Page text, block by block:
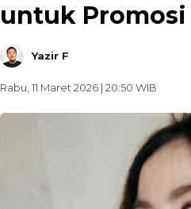
untuk Promosi
Yazir F
Rabu, 11 Maret 2026 | 20:50 WIB